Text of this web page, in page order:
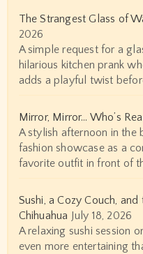
The Strangest Glass of
2026
A simple request for a
hilarious kitchen prank
adds a playful twist
Mirror, Mirror… Who’s
A stylish afternoon in the
fashion showcase as a
favorite outfit in front of
Sushi, a Cozy Couch,
Chihuahua July 18, 2026
A relaxing sushi session
even more entertaining